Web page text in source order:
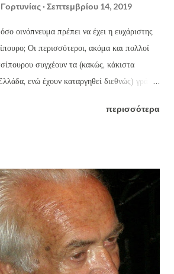
Σεπτεμβρίου 14, 2019
οινόπνευμα πρέπει να έχει η ευχάριστης
Οι περισσότεροι, ακόμα και πολλοί
συγχέουν τα (κακώς, κάκιστα
ενώ έχουν καταργηθεί διεθνώς) γράδα
π.χ. ως συνήθως (κακώς) 18 γράδα την ρακή,
να ξεπερνά τους 37-39 το πολύ βαθμούς
16-16,5 γράδα (βλ πίνακα παρακάτω).
περισσότερα